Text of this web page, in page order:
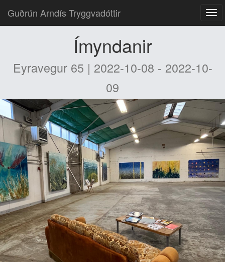
Guðrún Arndís Tryggvadóttir
Ímyndanir
Eyravegur 65 | 2022-10-08 - 2022-10-
09